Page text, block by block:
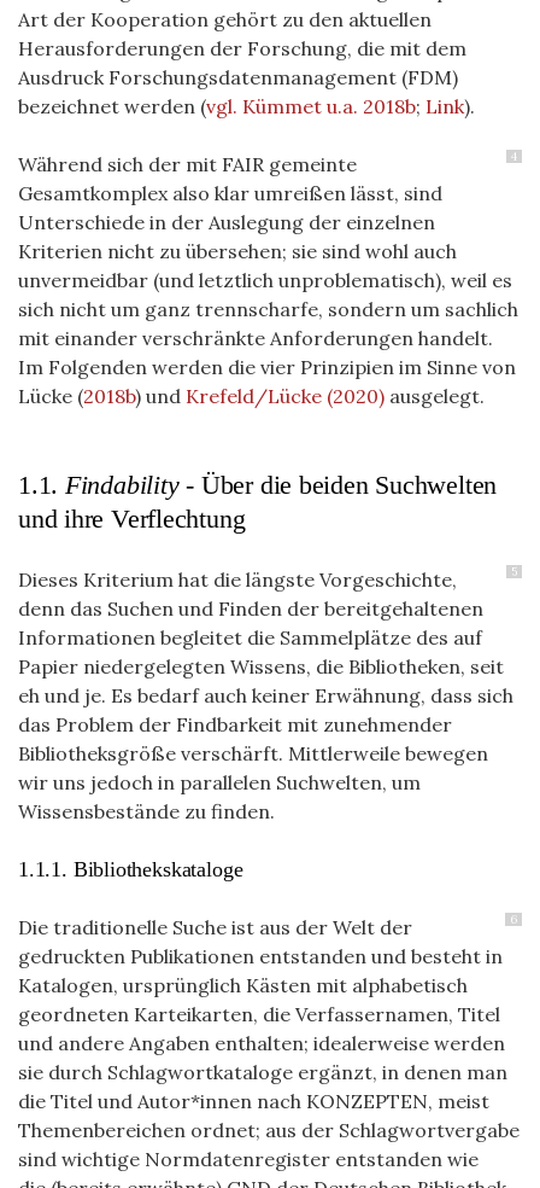
Art der Kooperation gehört zu den aktuellen
Herausforderungen der Forschung, die mit dem
Ausdruck Forschungsdatenmanagement (FDM)
bezeichnet werden (vgl. Kümmet u.a. 2018b; Link).
4
Während sich der mit FAIR gemeinte
Gesamtkomplex also klar umreißen lässt, sind
Unterschiede in der Auslegung der einzelnen
Kriterien nicht zu übersehen; sie sind wohl auch
unvermeidbar (und letztlich unproblematisch), weil es
sich nicht um ganz trennscharfe, sondern um sachlich
mit einander verschränkte Anforderungen handelt.
Im Folgenden werden die vier Prinzipien im Sinne von
Lücke (2018b) und Krefeld/Lücke (2020) ausgelegt.
1.1. Findability- Über die beiden Suchwelten
und ihre Verflechtung
5
Dieses Kriterium hat die längste Vorgeschichte,
denn das Suchen und Finden der bereitgehaltenen
Informationen begleitet die Sammelplätze des auf
Papier niedergelegten Wissens, die Bibliotheken, seit
eh und je. Es bedarf auch keiner Erwähnung, dass sich
das Problem der Findbarkeit mit zunehmender
Bibliotheksgröße verschärft. Mittlerweile bewegen
wir uns jedoch in parallelen Suchwelten, um
Wissensbestände zu finden.
1.1.1. Bibliothekskataloge
6
Die traditionelle Suche ist aus der Welt der
gedruckten Publikationen entstanden und besteht in
Katalogen, ursprünglich Kästen mit alphabetisch
geordneten Karteikarten, die Verfassernamen, Titel
und andere Angaben enthalten; idealerweise werden
sie durch Schlagwortkataloge ergänzt, in denen man
die Titel und Autor*innen nach KONZEPTEN, meist
Themenbereichen ordnet; aus der Schlagwortvergabe
sind wichtige Normdatenregister entstanden wie